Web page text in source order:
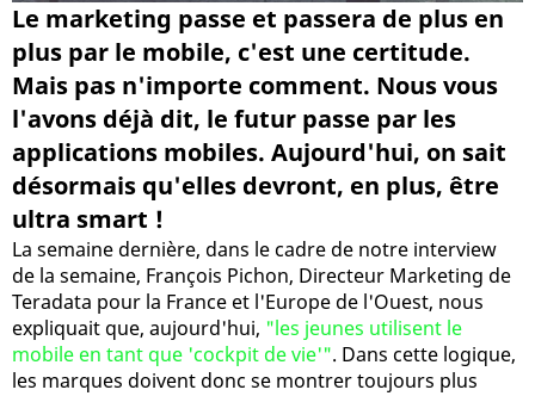
Le marketing passe et passera de plus en
plus par le mobile, c'est une certitude.
Mais pas n'importe comment. Nous vous
l'avons déjà dit, le futur passe par les
applications mobiles. Aujourd'hui, on sait
désormais qu'elles devront, en plus, être
ultra smart !
La semaine dernière, dans le cadre de notre interview
de la semaine, François Pichon, Directeur Marketing de
Teradata pour la France et l'Europe de l'Ouest, nous
expliquait que, aujourd'hui, "les jeunes utilisent le
mobile en tant que 'cockpit de vie'". Dans cette logique,
les marques doivent donc se montrer toujours plus